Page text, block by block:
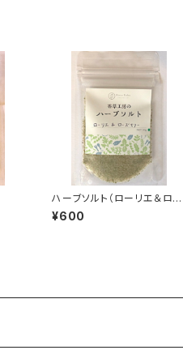
ハーブソルト（ローリエ＆ロー
ズマリー）30g
¥600